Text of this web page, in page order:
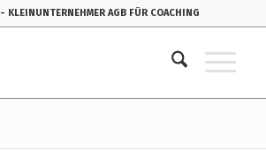
- KLEINUNTERNEHMER AGB FÜR COACHING